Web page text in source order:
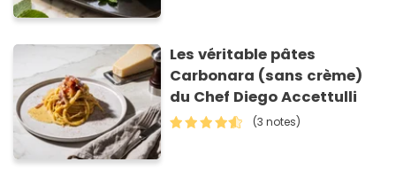
Les véritable pâtes
Carbonara (sans crème)
du Chef Diego Accettulli
(3 notes)